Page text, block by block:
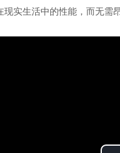
实生活中的性能，而无需